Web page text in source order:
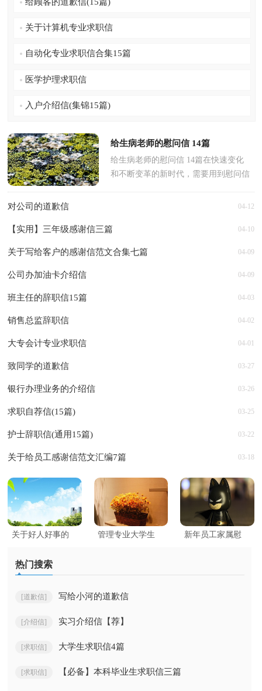
关于计算机专业求职信
自动化专业求职信合集15篇
医学护理求职信
入户介绍信(集锦15篇)
给生病老师的慰问信 14篇
给生病老师的慰问信 14篇在快速变化
和不断变革的新时代，需要用到慰问信
04-12
对公司的道歉信
04-10
【实用】三年级感谢信三篇
04-09
关于写给客户的感谢信范文合集七篇
04-09
公司办加油卡介绍信
04-03
班主任的辞职信15篇
04-02
销售总监辞职信
04-01
大专会计专业求职信
03-27
致同学的道歉信
03-26
银行办理业务的介绍信
03-25
求职自荐信(15篇)
03-22
护士辞职信(通用15篇)
03-18
关于给员工感谢信范文汇编7篇
关于好人好事的
管理专业大学生
新年员工家属慰
热门搜索
[道歉信] 写给小河的道歉信
[介绍信] 实习介绍信【荐】
[求职信] 大学生求职信4篇
[求职信] 【必备】本科毕业生求职信三篇